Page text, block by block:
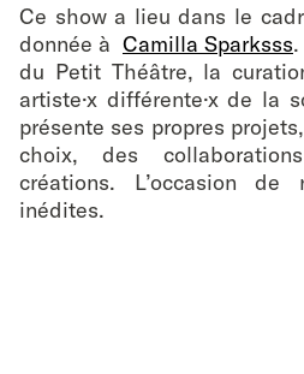
Ce show a lieu dans le
donnée à Camilla Sparksss
du Petit Théâtre, la
artiste·x différente·x de la
présente ses propres
choix, des
créations. L’occasion de
inédites.